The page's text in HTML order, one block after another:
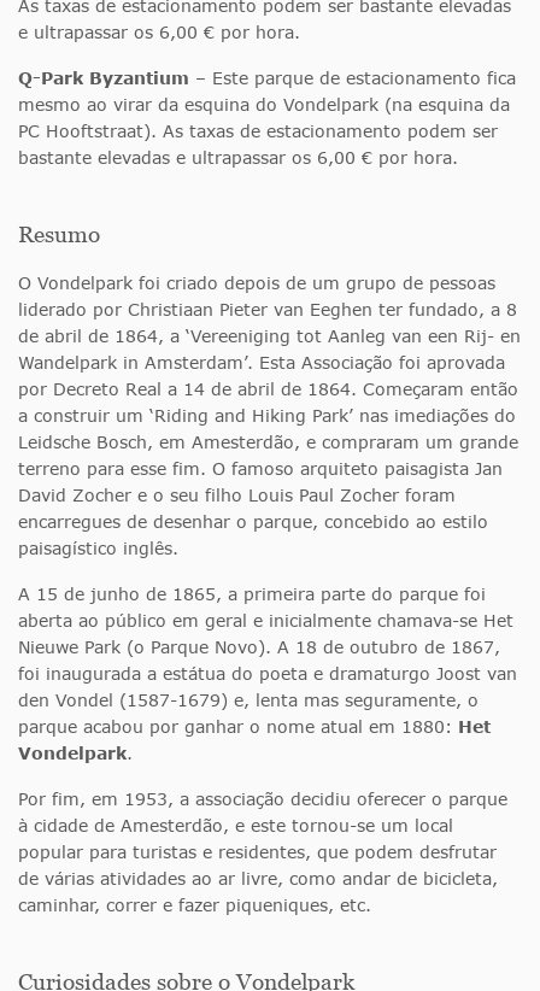
As taxas de estacionamento podem ser bastante elevadas
e ultrapassar os 6,00 € por hora.
Q-Park Byzantium – Este parque de estacionamento fica
mesmo ao virar da esquina do Vondelpark (na esquina da
PC Hooftstraat). As taxas de estacionamento podem ser
bastante elevadas e ultrapassar os 6,00 € por hora.
Resumo
O Vondelpark foi criado depois de um grupo de pessoas
liderado por Christiaan Pieter van Eeghen ter fundado, a 8
de abril de 1864, a ‘Vereeniging tot Aanleg van een Rij- en
Wandelpark in Amsterdam’. Esta Associação foi aprovada
por Decreto Real a 14 de abril de 1864. Começaram então
a construir um ‘Riding and Hiking Park’ nas imediações do
Leidsche Bosch, em Amesterdão, e compraram um grande
terreno para esse fim. O famoso arquiteto paisagista Jan
David Zocher e o seu filho Louis Paul Zocher foram
encarregues de desenhar o parque, concebido ao estilo
paisagístico inglês.
A 15 de junho de 1865, a primeira parte do parque foi
aberta ao público em geral e inicialmente chamava-se Het
Nieuwe Park (o Parque Novo). A 18 de outubro de 1867,
foi inaugurada a estátua do poeta e dramaturgo Joost van
den Vondel (1587-1679) e, lenta mas seguramente, o
parque acabou por ganhar o nome atual em 1880: Het
Vondelpark.
Por fim, em 1953, a associação decidiu oferecer o parque
à cidade de Amesterdão, e este tornou-se um local
popular para turistas e residentes, que podem desfrutar
de várias atividades ao ar livre, como andar de bicicleta,
caminhar, correr e fazer piqueniques, etc.
Curiosidades sobre o Vondelpark